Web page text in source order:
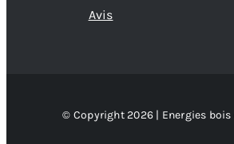
Avis
© Copyright 2026 | Energies